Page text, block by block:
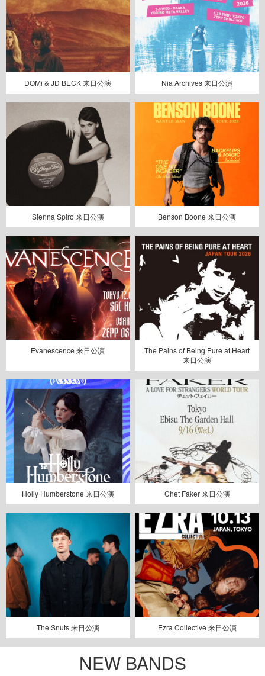
DOMi & JD BECK 来日公演 Nia Archives 来日公演
Sienna Spiro 来日公演 Benson Boone 来日公演
Evanescence 来日公演
The Pains of Being Pure at Heart
来日公演
Holly Humberstone 来日公演 Chet Faker 来日公演
The Snuts 来日公演 Ezra Collective 来日公演
NEW BANDS